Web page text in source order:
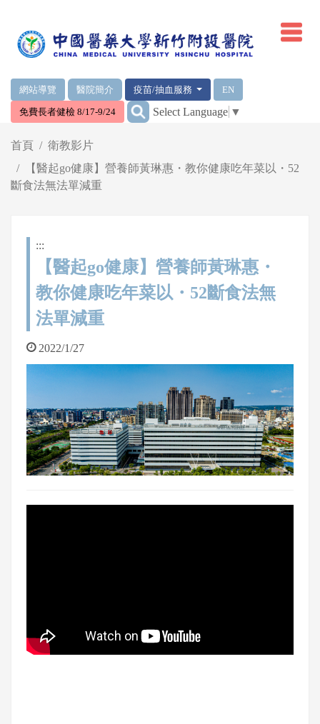
網站導覽 醫院簡介 疫苗/抽血服務 EN
免費長者健檢 8/17-9/24 ::: Select Language ▼
首頁
衛教影片
【醫起go健康】營養師黃琳惠・教你健康吃年菜以・52
斷食法無法單減重
:::
【醫起go健康】營養師黃琳惠・
教你健康吃年菜以・52斷食法無
法單減重
2022/1/27